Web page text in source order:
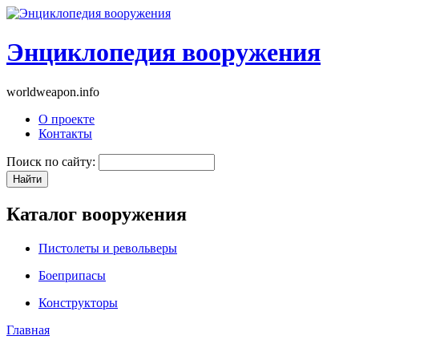
Энциклопедия вооружения
worldweapon.info
О проекте
Контакты
Поиск по сайту:
Каталог вооружения
Пистолеты и револьверы
Боеприпасы
Конструкторы
Главная